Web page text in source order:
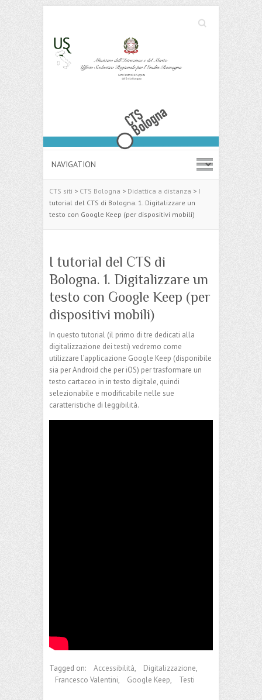
Search
Cerca
CTS siti > CTS Bologna > Didattica a distanza > I
tutorial del CTS di Bologna. 1. Digitalizzare un
testo con Google Keep (per dispositivi mobili)
I tutorial del CTS di
Bologna. 1. Digitalizzare un
testo con Google Keep (per
dispositivi mobili)
In questo tutorial (il primo di tre dedicati alla
digitalizzazione dei testi) vedremo come
utilizzare l’applicazione Google Keep (disponibile
sia per Android che per iOS) per trasformare un
testo cartaceo in in testo digitale, quindi
selezionabile e modificabile nelle sue
caratteristiche di leggibilità.
Tagged on: Accessibilità, Digitalizzazione,
Francesco Valentini, Google Keep, Testi